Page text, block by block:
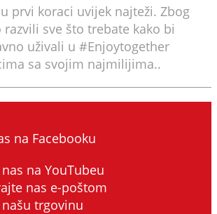
prvi koraci uvijek najteži. Zbog
sve što trebate kako bi
uživali u #Enjoytogether
sa svojim najmilijima..
na Facebooku
na YouTubeu
nas e-poštom
trgovinu